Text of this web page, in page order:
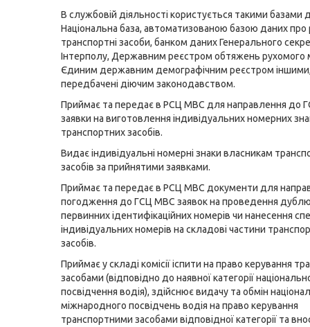
В службовій діяльності користується такими базами
Національна база, автоматизованою базою даних про
транспортні засоби, банком даних Генерального
Інтерполу, Державним реєстром обтяжень рухомого
Єдиним державним демографічним реєстром іншими,
передбачені діючим законодавством.
Приймає та передає в РСЦ МВС для направлення до
заявки на виготовлення індивідуальних номерних
транспортних засобів.
Видає індивідуальні номерні знаки власникам
засобів за прийнятими заявками.
Приймає та передає в РСЦ МВС документи для
погодження до ГСЦ МВС заявок на проведення
первинних ідентифікаційних номерів чи нанесення
індивідуальних номерів на складові частини
засобів.
Приймає у складі комісії іспити на право керування
засобами (відповідно до наявної категорії
посвідчення водія), здійснює видачу та обмін
міжнародного посвідчень водія на право керування
транспортними засобами відповідної категорії та